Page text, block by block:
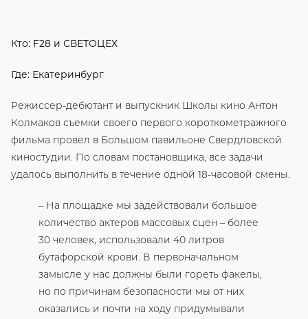
Кто: F28 и СВЕТОЦЕХ
Где: Екатеринбург
Режиссер-дебютант и выпускник Школы кино Антон
Колмаков съемки своего первого короткометражного
фильма провел в Большом павильоне Свердловской
киностудии. По словам постановщика, все задачи
удалось выполнить в течение одной 18-часовой смены.
– На площадке мы задействовали большое
количество актеров массовых сцен – более
30 человек, использовали 40 литров
бутафорской крови. В первоначальном
замысле у нас должны были гореть факелы,
но по причинам безопасности мы от них
оказались и почти на ходу придумывали